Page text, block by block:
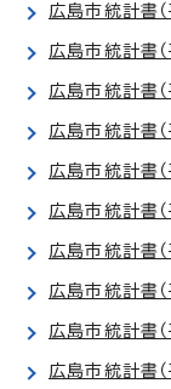
広島市統計書
広島市統計書
広島市統計書
広島市統計書
広島市統計書
広島市統計書
広島市統計書
広島市統計書
広島市統計書
広島市統計書